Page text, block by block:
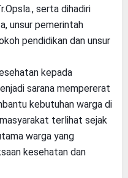
serta dihadiri
unsur pemerintah
pendidikan dan unsur
kepada
sarana mempererat
kebutuhan warga di
terlihat sejak
warga yang
kesehatan dan